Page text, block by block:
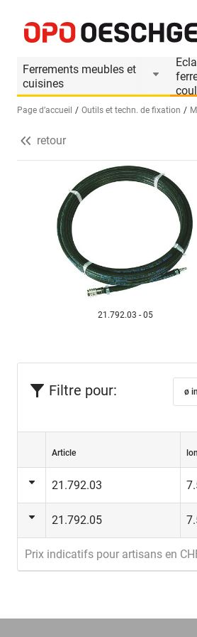
Ferrements meubles et
cuisines
Sélectionnez une langue (FR)
Page d’accueil Outils et techn. de fixation
Informations produit
retour
21.792.03 - 05
Filtre pour: ø
Article
21.792.03
21.792.05
Prix indicatifs pour artisans en